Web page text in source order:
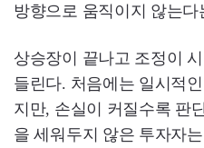
방향으로 움직이지 않는다
상승장이 끝나고 조정이
들린다. 처음에는 일시적
지만, 손실이 커질수록 판
을 세워두지 않은 투자자